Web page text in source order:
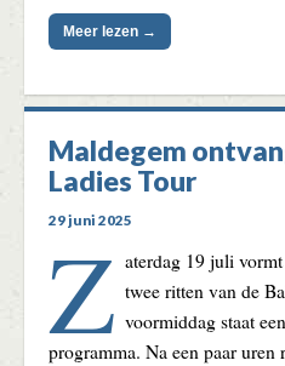
Meer lezen →
Maldegem
Ladies Tour
29 juni 2025
Z aterdag 19 juli
twee ritten van de
voormiddag staat
programma. Na een paar uren